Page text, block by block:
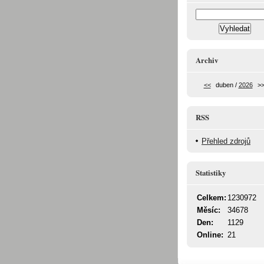
Archiv
<< duben / 2026 >>
RSS
Přehled zdrojů
Statistiky
Online: 21
Celkem: 1230972
Měsíc:
34678
Den:
1129